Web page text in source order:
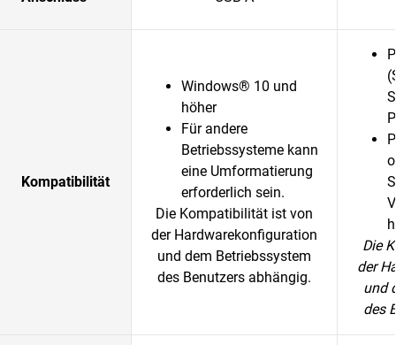
Kompatibilität
Windows® 10 und
höher
Für andere
Betriebssysteme kann
eine Umformatierung
erforderlich sein.
Die Kompatibilität ist von
der Hardwarekonfiguration
und dem Betriebssystem
des Benutzers abhängig.
Die
der
und
des